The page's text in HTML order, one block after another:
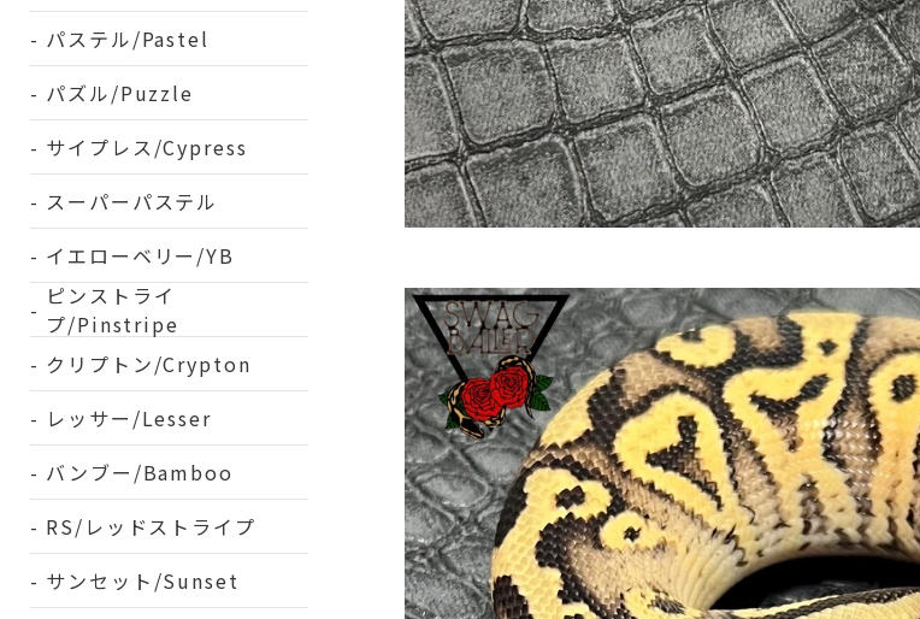
パステル/Pastel
パズル/Puzzle
サイプレス/Cypress
スーパーパステル
イエローベリー/YB
ピンストライ
プ/Pinstripe
クリプトン/Crypton
レッサー/Lesser
バンブー/Bamboo
RS/レッドストライプ
サンセット/Sunset